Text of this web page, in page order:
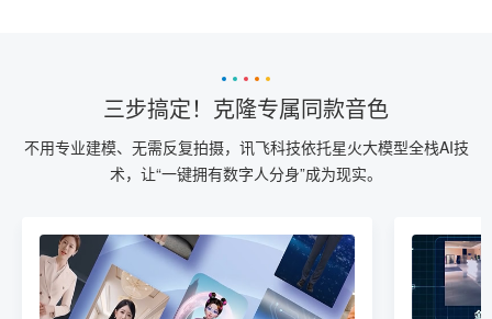
三步搞定！克隆专属同款音色
不用专业建模、无需反复拍摄，讯飞科技依托星火大模型全栈AI技
术，让“一键拥有数字人分身”成为现实。